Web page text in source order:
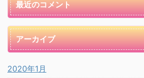
最近のコメント
アーカイブ
2020年1月